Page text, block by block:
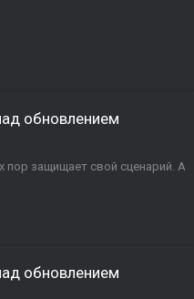
обновлением
пор защищает свой сценарий. А
обновлением